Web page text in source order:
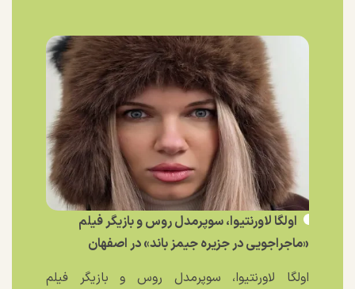
اولگا لاورنتیوا، سوپرمدل روس و بازیگر فیلم
«ماجراجویی در جزیره جیمز باند» در اصفهان
اولگا لاورنتیوا، سوپرمدل روس و بازیگر فیلم